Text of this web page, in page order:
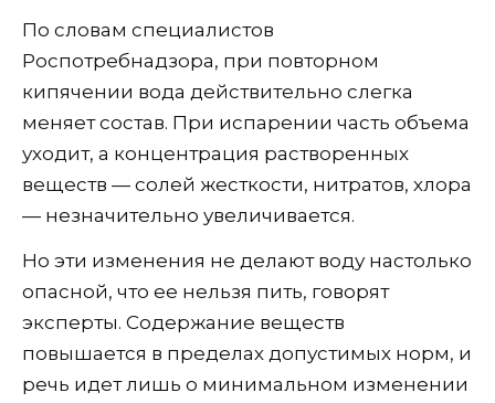
По словам специалистов
Роспотребнадзора, при повторном
кипячении вода действительно слегка
меняет состав. При испарении часть объема
уходит, а концентрация растворенных
веществ — солей жесткости, нитратов, хлора
— незначительно увеличивается.
Но эти изменения не делают воду настолько
опасной, что ее нельзя пить, говорят
эксперты. Содержание веществ
повышается в пределах допустимых норм, и
речь идет лишь о минимальном изменении